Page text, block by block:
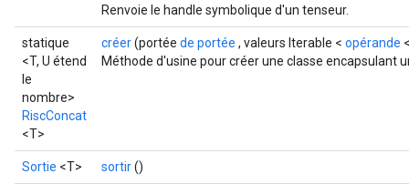
Renvoie le handle symbolique d'un tenseur.
statique
<T, U étend
le
nombre>
RiscConcat
<T>
créer(portée de portée , valeurs Iterable < opérande
Méthode d'usine pour créer une classe encapsulant
Sortie <T> sortir()